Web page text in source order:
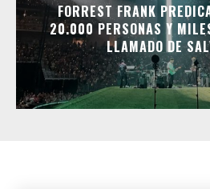
FORREST FRANK
20.000 PERSONAS Y
LLAMADO DE